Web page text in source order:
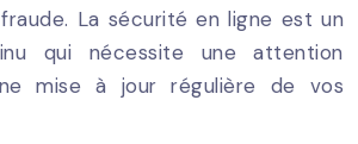
La sécurité en ligne est un
qui nécessite une attention
mise à jour régulière de vos